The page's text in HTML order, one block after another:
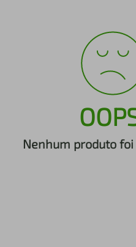
Nenhum produto